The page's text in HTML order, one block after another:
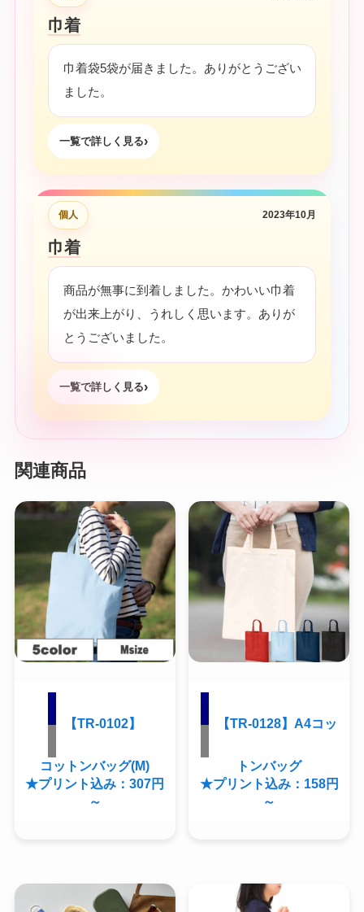
巾着
巾着袋5袋が届きました。ありがとうござい
ました。
一覧で詳しく見る
個人 2023年10月
巾着
商品が無事に到着しました。かわいい巾着
が出来上がり、うれしく思います。ありが
とうございました。
一覧で詳しく見る
関連商品
【TR-0102】
コットンバッグ(M)
★プリント込み：307円
～
【TR-0128】A4コッ
トンバッグ
★プリント込み：158円
～